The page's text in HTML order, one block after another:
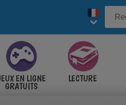
EN LIGNE
GRATUITS
LECTURE